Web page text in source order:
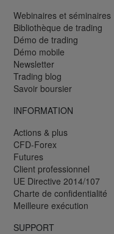
Webinaires et séminaires
Bibliothèque de trading
Démo de trading
Démo mobile
Newsletter
Trading blog
Savoir boursier
INFORMATION
Actions & plus
CFD-Forex
Futures
Client professionnel
UE Directive 2014/107
Charte de confidentialité
Meilleure exécution
SUPPORT